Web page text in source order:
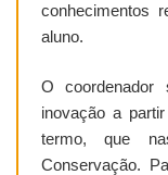
conhecimentos
aluno.
O
inovação a
termo, que
Conservação.